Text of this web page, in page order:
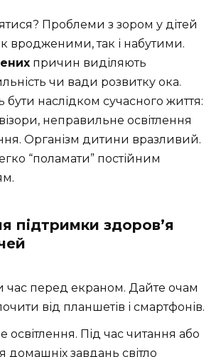
Проблеми з зором у дітей
вродженими, так і набутими.
причин виділяють
чи вади розвитку ока.
бути наслідком сучасного життя:
неправильне освітлення
Організм дитини вразливий.
“поламати” постійним
підтримки здоров’я
перед екраном. Дайте очам
від планшетів і смартфонів.
освітлення. Під час читання або
домашніх завдань світло